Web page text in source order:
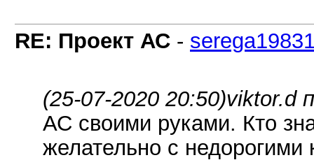
RE: Проект АС -
(25-07-2020 20:50)viktor.d
АС своими руками. Кто
желательно с недорогими